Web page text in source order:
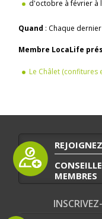
d'octobre à février à
Quand : Chaque
Membre LocaLife
Le Châlet (confitures
MEMBRES